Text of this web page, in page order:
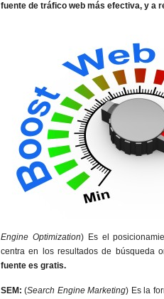
fuente de tráfico web más efectiva, y a
Engine Optimization) Es el
centra en los resultados de búsqueda
fuente es gratis.
SEM: (Search Engine Marketing) Es la